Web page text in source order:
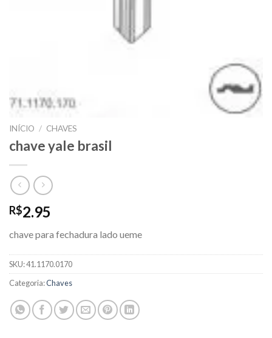
INÍCIO / CHAVES
chave yale brasil
R$2.95
chave para fechadura lado ueme
SKU:41.1170.0170
Categoria:Chaves